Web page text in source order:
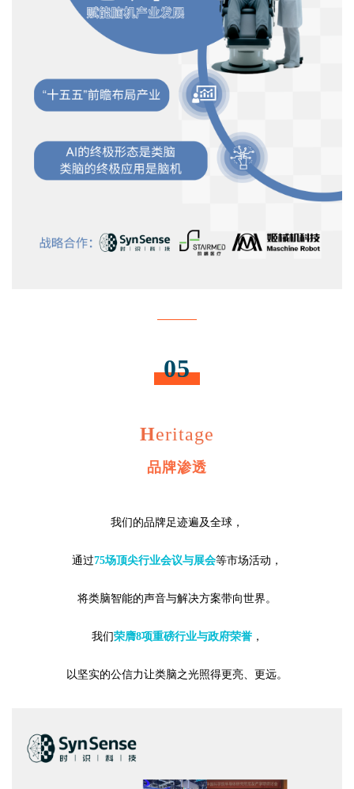
05
Heritage
品牌渗透
我们的品牌足迹遍及全球，
通过75场顶尖行业会议与展会等市场活动，
将类脑智能的声音与解决方案带向世界。
我们荣膺8项重磅行业与政府荣誉，
以坚实的公信力让类脑之光照得更亮、更远。